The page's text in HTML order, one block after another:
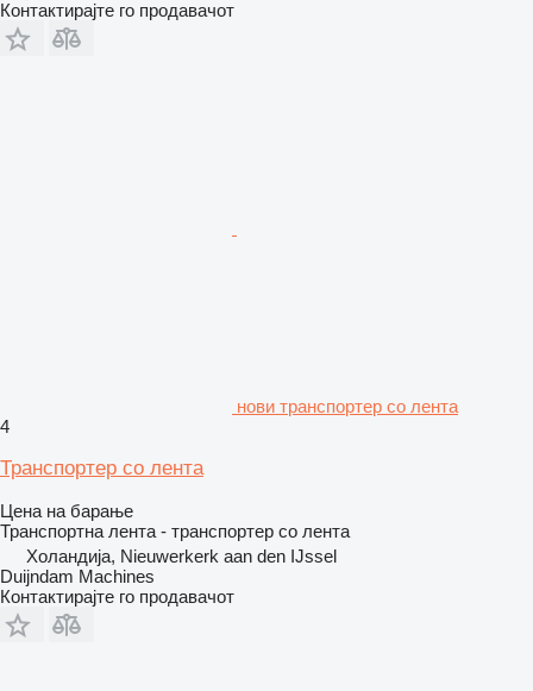
Контактирајте го продавачот
нови транспортер со лента
4
Транспортер со лента
Цена на барање
Транспортна лента - транспортер со лента
Холандија, Nieuwerkerk aan den IJssel
Duijndam Machines
Контактирајте го продавачот